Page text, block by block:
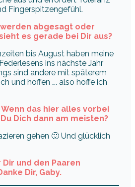
Fingerspitzengefühl.
abgesagt oder
es gerade bei Dir aus?
bis August haben meine
ins nächste Jahr
sind andere mit späterem
und hoffen …. also hoffe ich
Wenn das hier alles vorbei
Dich dann am meisten?
gehen 🙂 Und glücklich
und den Paaren
Dir, Gaby.